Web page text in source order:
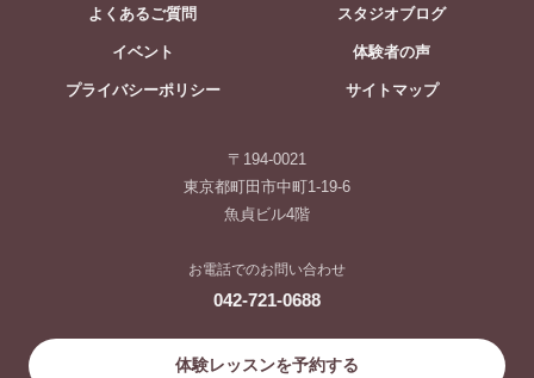
よくあるご質問 スタジオブログ
イベント 体験者の声
プライバシーポリシー サイトマップ
〒194-0021
東京都町田市中町1-19-6
魚貞ビル4階
お電話でのお問い合わせ
042-721-0688
体験レッスンを予約する